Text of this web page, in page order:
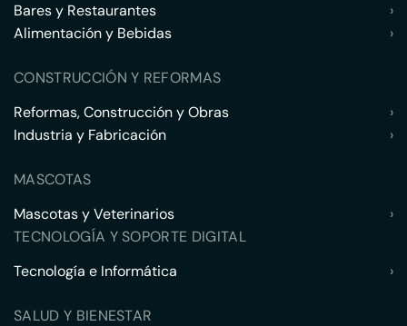
Bares y Restaurantes
›
Alimentación y Bebidas
›
CONSTRUCCIÓN Y REFORMAS
Reformas, Construcción y Obras
›
Industria y Fabricación
›
MASCOTAS
Mascotas y Veterinarios
›
TECNOLOGÍA Y SOPORTE DIGITAL
Tecnología e Informática
›
SALUD Y BIENESTAR